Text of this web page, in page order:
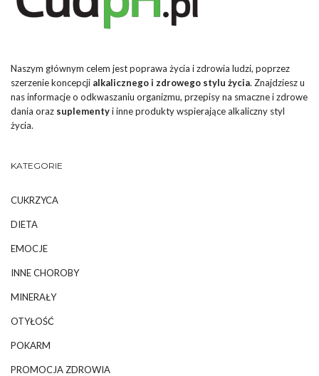
Naszym głównym celem jest poprawa życia i zdrowia ludzi, poprzez
szerzenie koncepcji alkalicznego i zdrowego stylu życia. Znajdziesz u
nas informacje o odkwaszaniu organizmu, przepisy na smaczne i zdrowe
dania oraz suplementyi inne produkty wspierające alkaliczny styl
życia.
KATEGORIE
CUKRZYCA
DIETA
EMOCJE
INNE CHOROBY
MINERAŁY
OTYŁOŚĆ
POKARM
PROMOCJA ZDROWIA